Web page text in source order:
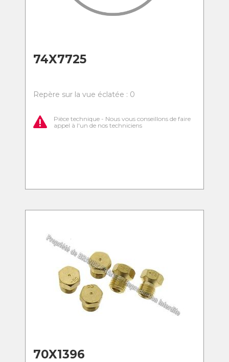
74X7725
Repère sur la vue éclatée : 0
Pièce technique - Nous vous conseillons de faire
appel à l'un de nos techniciens
70X1396